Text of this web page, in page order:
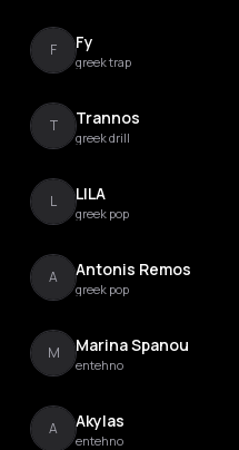
F Fy
greek trap
T Trannos
greek drill
L LILA
greek pop
A Antonis Remos
greek pop
M Marina Spanou
entehno
A Akylas
entehno